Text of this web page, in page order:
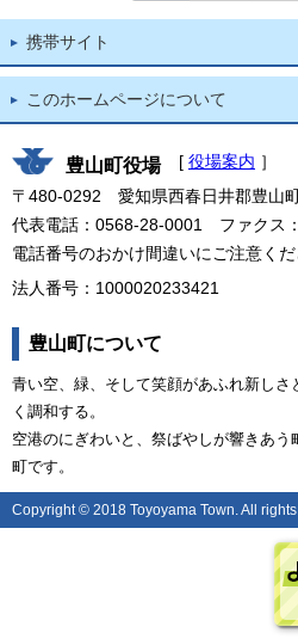
携帯サイト
このホームページについて
豊山町役場 [ 役場案内 ］
〒480-0292 愛知県西春日井郡豊山
代表電話：0568-28-0001 ファクス
電話番号のおかけ間違いにご注意く
法人番号：1000020233421
豊山町について
青い空、緑、そして笑顔があふれ新しさ
く調和する。
空港のにぎわいと、祭ばやしが響きあう
町です。
Copyright © 2018 Toyoyama Town. All